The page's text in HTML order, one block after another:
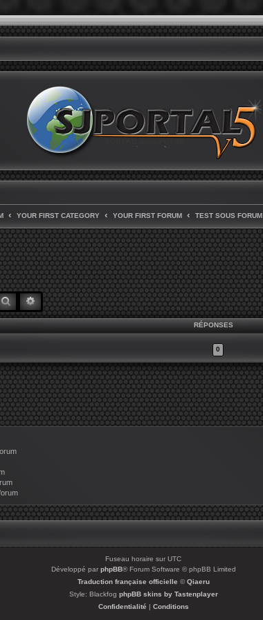
YOUR FIRST CATEGORY YOUR FIRST FORUM TEST SOUS FORUM
RECHERCHERRECHERCHE AVANCÉE
RÉPONSES
0
Fuseau horaire sur UTC
Développé par phpBB® Forum Software © phpBB Limited
Traduction française officielle ©Qiaeru
Style: Blackfog phpBB skins by Tastenplayer
Confidentialité | Conditions